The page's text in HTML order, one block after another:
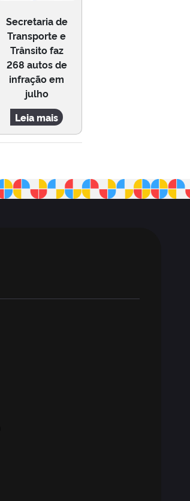
Secretaria de
Transporte e
Trânsito faz
268 autos de
infração em
julho
Leia mais